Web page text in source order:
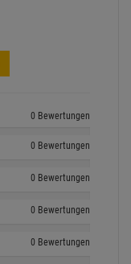
0 Bewertungen
0 Bewertungen
0 Bewertungen
0 Bewertungen
0 Bewertungen